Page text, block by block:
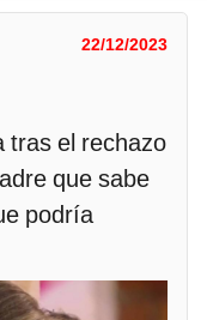
22/12/2023
tras el rechazo
que sabe
podría